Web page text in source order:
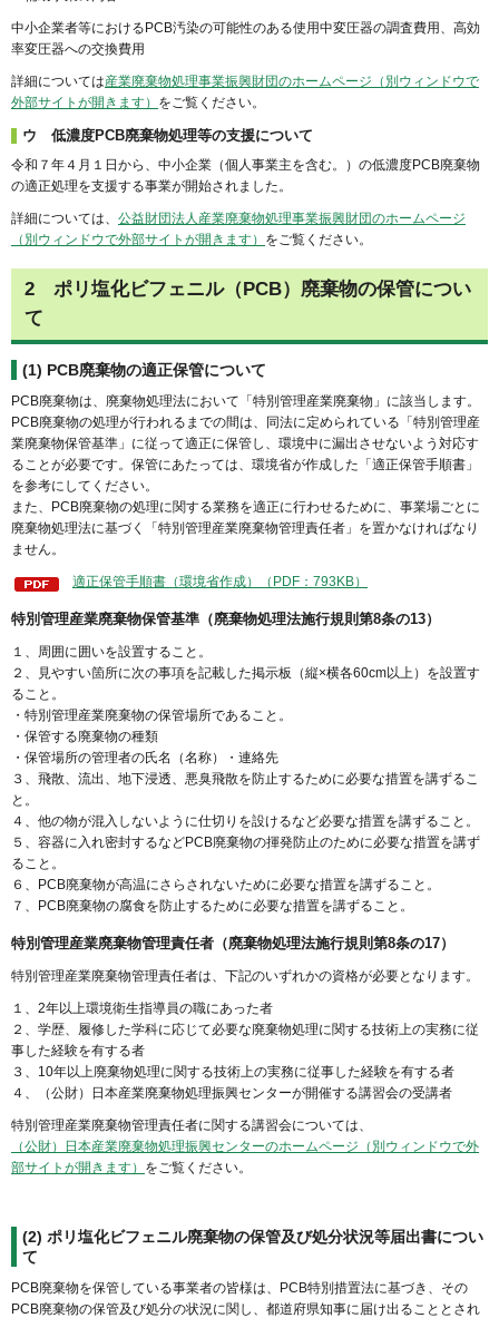
中小企業者等におけるPCB汚染の可能性のある使用中変圧器の調査費用、高効
率変圧器への交換費用
詳細については産業廃棄物処理事業振興財団のホームページ（別ウィンドウで
外部サイトが開きます） をご覧ください。
ウ 低濃度PCB廃棄物処理等の支援について
令和７年４月１日から、中小企業（個人事業主を含む。）の低濃度PCB廃棄物
の適正処理を支援する事業が開始されました。
詳細については、 公益財団法人産業廃棄物処理事業振興財団のホームページ
（別ウィンドウで外部サイトが開きます） をご覧ください。
2 ポリ塩化ビフェニル（PCB）廃棄物の保管につい
て
(1) PCB廃棄物の適正保管について
PCB廃棄物は、廃棄物処理法において「特別管理産業廃棄物」に該当します。
PCB廃棄物の処理が行われるまでの間は、同法に定められている「特別管理産
業廃棄物保管基準」に従って適正に保管し、環境中に漏出させないよう対応す
ることが必要です。保管にあたっては、環境省が作成した「適正保管手順書」
を参考にしてください。
また、PCB廃棄物の処理に関する業務を適正に行わせるために、事業場ごとに
廃棄物処理法に基づく「特別管理産業廃棄物管理責任者」を置かなければなり
ません。
適正保管手順書（環境省作成）（PDF：793KB）
特別管理産業廃棄物保管基準（廃棄物処理法施行規則第8条の13）
１、周囲に囲いを設置すること。
２、見やすい箇所に次の事項を記載した掲示板（縦×横各60cm以上）を設置す
ること。
・特別管理産業廃棄物の保管場所であること。
・保管する廃棄物の種類
・保管場所の管理者の氏名（名称）・連絡先
３、飛散、流出、地下浸透、悪臭飛散を防止するために必要な措置を講ずるこ
と。
４、他の物が混入しないように仕切りを設けるなど必要な措置を講ずること。
５、容器に入れ密封するなどPCB廃棄物の揮発防止のために必要な措置を講ず
ること。
６、PCB廃棄物が高温にさらされないために必要な措置を講ずること。
７、PCB廃棄物の腐食を防止するために必要な措置を講ずること。
特別管理産業廃棄物管理責任者（廃棄物処理法施行規則第8条の17）
特別管理産業廃棄物管理責任者は、下記のいずれかの資格が必要となります。
１、2年以上環境衛生指導員の職にあった者
２、学歴、履修した学科に応じて必要な廃棄物処理に関する技術上の実務に従
事した経験を有する者
３、10年以上廃棄物処理に関する技術上の実務に従事した経験を有する者
４、（公財）日本産業廃棄物処理振興センターが開催する講習会の受講者
特別管理産業廃棄物管理責任者に関する講習会については、
（公財）日本産業廃棄物処理振興センターのホームページ（別ウィンドウで外
部サイトが開きます） をご覧ください。
(2) ポリ塩化ビフェニル廃棄物の保管及び処分状況等届出書につい
て
PCB廃棄物を保管している事業者の皆様は、PCB特別措置法に基づき、その
PCB廃棄物の保管及び処分の状況に関し、都道府県知事に届け出ることとされ